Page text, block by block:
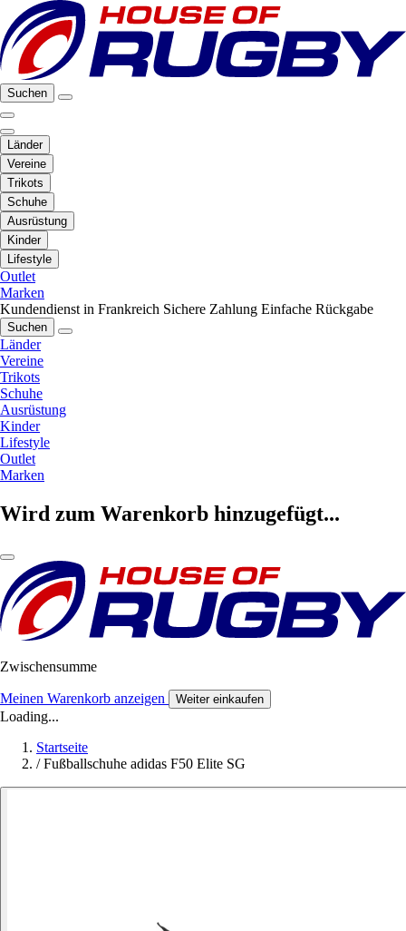
Suchen
Länder
Vereine
Trikots
Schuhe
Ausrüstung
Kinder
Lifestyle
Outlet
Marken
Kundendienst in Frankreich Sichere Zahlung Einfache Rückgabe
Suchen
Länder
Vereine
Trikots
Schuhe
Ausrüstung
Kinder
Lifestyle
Outlet
Marken
Wird zum Warenkorb hinzugefügt...
Zwischensumme
Meinen Warenkorb anzeigen Weiter einkaufen
Loading...
Startseite
/ Fußballschuhe adidas F50 Elite SG